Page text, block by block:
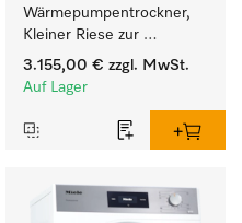
Wärmepumpentrockner,
Kleiner Riese zur
einfachen und flexiblen
Aufstellung ohne
3.155,00 € zzgl. MwSt.
Auf Lager